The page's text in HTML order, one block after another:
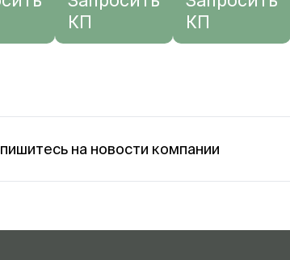
КП
КП
на новости компании